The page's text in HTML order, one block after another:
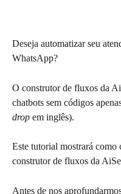
Deseja automatizar seu
WhatsApp?
O construtor de fluxos da
chatbots sem códigos
drop em inglês).
Este tutorial mostrará
construtor de fluxos da
Antes de nos